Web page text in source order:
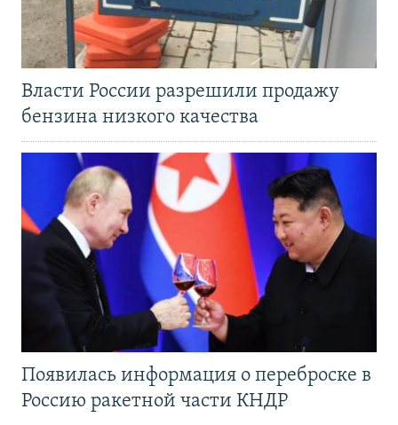
Власти России разрешили продажу
бензина низкого качества
Появилась информация о переброске в
Россию ракетной части КНДР